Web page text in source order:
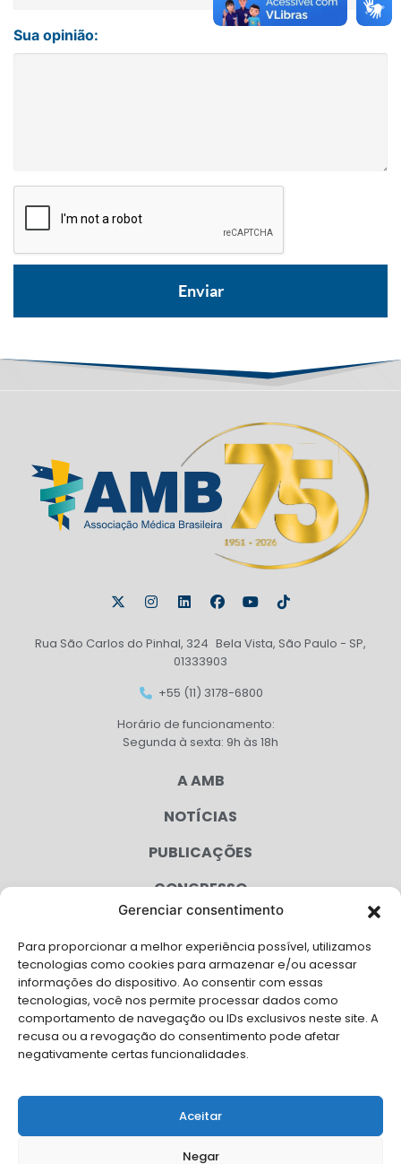
Gerenciar consentimento
Para proporcionar a melhor experiência possível, utilizamos
tecnologias como cookies para armazenar e/ou acessar
informações do dispositivo. Ao consentir com essas
tecnologias, você nos permite processar dados como
comportamento de navegação ou IDs exclusivos neste site. A
recusa ou a revogação do consentimento pode afetar
negativamente certas funcionalidades.
Aceitar
Negar
Sua opinião:
Rua São Carlos do Pinhal, 324 Bela Vista, São Paulo - SP,
01333903
+55 (11) 3178-6800
Horário de funcionamento:
Segunda à sexta: 9h às 18h
A AMB
NOTÍCIAS
PUBLICAÇÕES
CONGRESSO
CAMPANHAS
SERVIÇOS
FILIADAS
FALE CONOSCO
Solicite Apoio Institucional da AMB para o seu evento